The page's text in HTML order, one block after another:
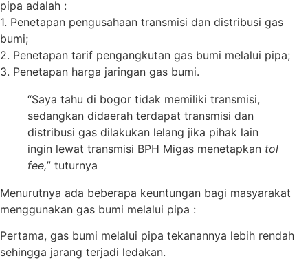
pipa adalah :
1. Penetapan pengusahaan transmisi dan distribusi gas
bumi;
2. Penetapan tarif pengangkutan gas bumi melalui pipa;
3. Penetapan harga jaringan gas bumi.
“Saya tahu di bogor tidak memiliki transmisi,
sedangkan didaerah terdapat transmisi dan
distribusi gas dilakukan lelang jika pihak lain
ingin lewat transmisi BPH Migas menetapkan tol
fee,” tuturnya
Menurutnya ada beberapa keuntungan bagi masyarakat
menggunakan gas bumi melalui pipa :
Pertama, gas bumi melalui pipa tekanannya lebih rendah
sehingga jarang terjadi ledakan.